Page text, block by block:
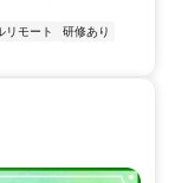
リモート
研修あり